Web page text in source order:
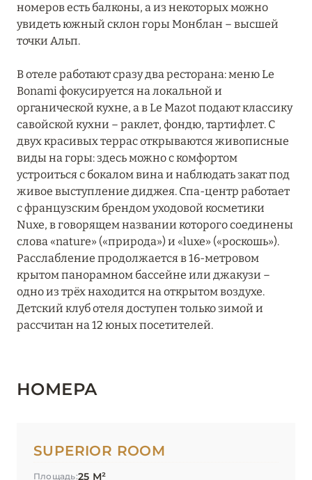
Keystone Lodge by Alpine Resorts
Kopster Hotel Lyon Groupama Stadium
L'Apogée Courchevel
L’Alpaga Megève
La Chaudanne
La Sivolière
Le Blizzard
Le C by Alpine Resorts
Le C Resort
Le Chabichou
Le Coucou Méribel
Le Grand Hôtel Courchevel 1850
Le K2 Chogori
Le K2 Djola
номеров есть балконы, а из некоторых можно
увидеть южный склон горы Монблан – высшей
точки Альп.
В отеле работают сразу два ресторана: меню Le
Bonami фокусируется на локальной и
органической кухне, а в Le Mazot подают классику
савойской кухни – раклет, фондю, тартифлет. С
двух красивых террас открываются живописные
виды на горы: здесь можно с комфортом
устроиться с бокалом вина и наблюдать закат под
живое выступление диджея. Спа-центр работает
с французским брендом уходовой косметики
Nuxe, в говорящем названии которого соединены
слова «nature» («природа») и «luxe» («роскошь»).
Расслабление продолжается в 16-метровом
крытом панорамном бассейне или джакузи –
одно из трёх находится на открытом воздухе.
Детский клуб отеля доступен только зимой и
рассчитан на 12 юных посетителей.
НОМЕРА
SUPERIOR ROOM
Площадь:25 М²